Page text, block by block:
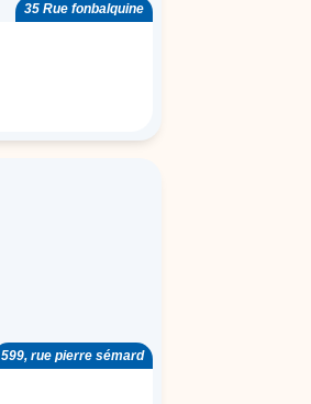
35 Rue fonbalquine
599, rue pierre sémard